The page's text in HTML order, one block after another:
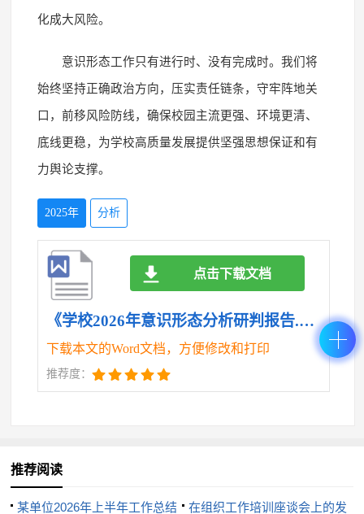
化成大风险。
意识形态工作只有进行时、没有完成时。我们将
始终坚持正确政治方向，压实责任链条，守牢阵地关
口，前移风险防线，确保校园主流更强、环境更清、
底线更稳，为学校高质量发展提供坚强思想保证和有
力舆论支撑。
2025年 分析
《学校2026年意识形态分析研判报告.doc》
下载本文的Word文档，方便修改和打印
推荐度：
点击下载文档
推荐阅读
某单位2026年上半年工作总结 在组织工作培训座谈会上的发